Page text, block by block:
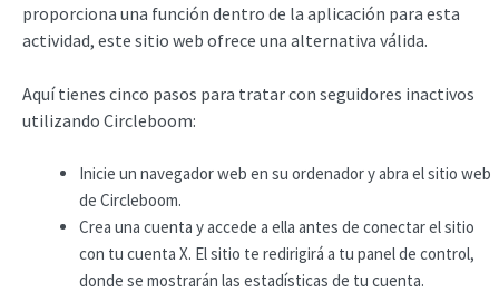
proporciona una función dentro de la aplicación para esta
actividad, este sitio web ofrece una alternativa válida.
Aquí tienes cinco pasos para tratar con seguidores inactivos
utilizando Circleboom:
Inicie un navegador web en su ordenador y abra el sitio web
de Circleboom.
Crea una cuenta y accede a ella antes de conectar el sitio
con tu cuenta X. El sitio te redirigirá a tu panel de control,
donde se mostrarán las estadísticas de tu cuenta.